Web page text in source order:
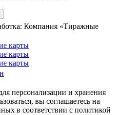
Компания «Тиражные
персонализации и хранения
вы соглашаетесь на
в соответствии с политикой